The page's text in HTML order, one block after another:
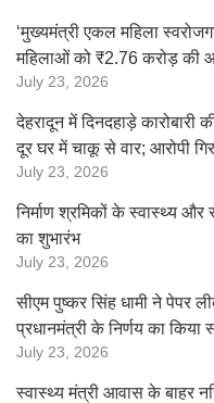
‘मुख्यमंत्री एकल महिला
महिलाओं को ₹2.76 करोड़ की
July 23, 2026
देहरादून में दिनदहाड़े कारोबारी
दूर घर में चाकू से वार; आरोपी
July 23, 2026
निर्माण श्रमिकों के स्वास्थ्य
का शुभारंभ
July 23, 2026
सीएम पुष्कर सिंह धामी ने पेपर
प्रधानमंत्री के निर्णय का किया
July 23, 2026
स्वास्थ्य मंत्री आवास के बाहर